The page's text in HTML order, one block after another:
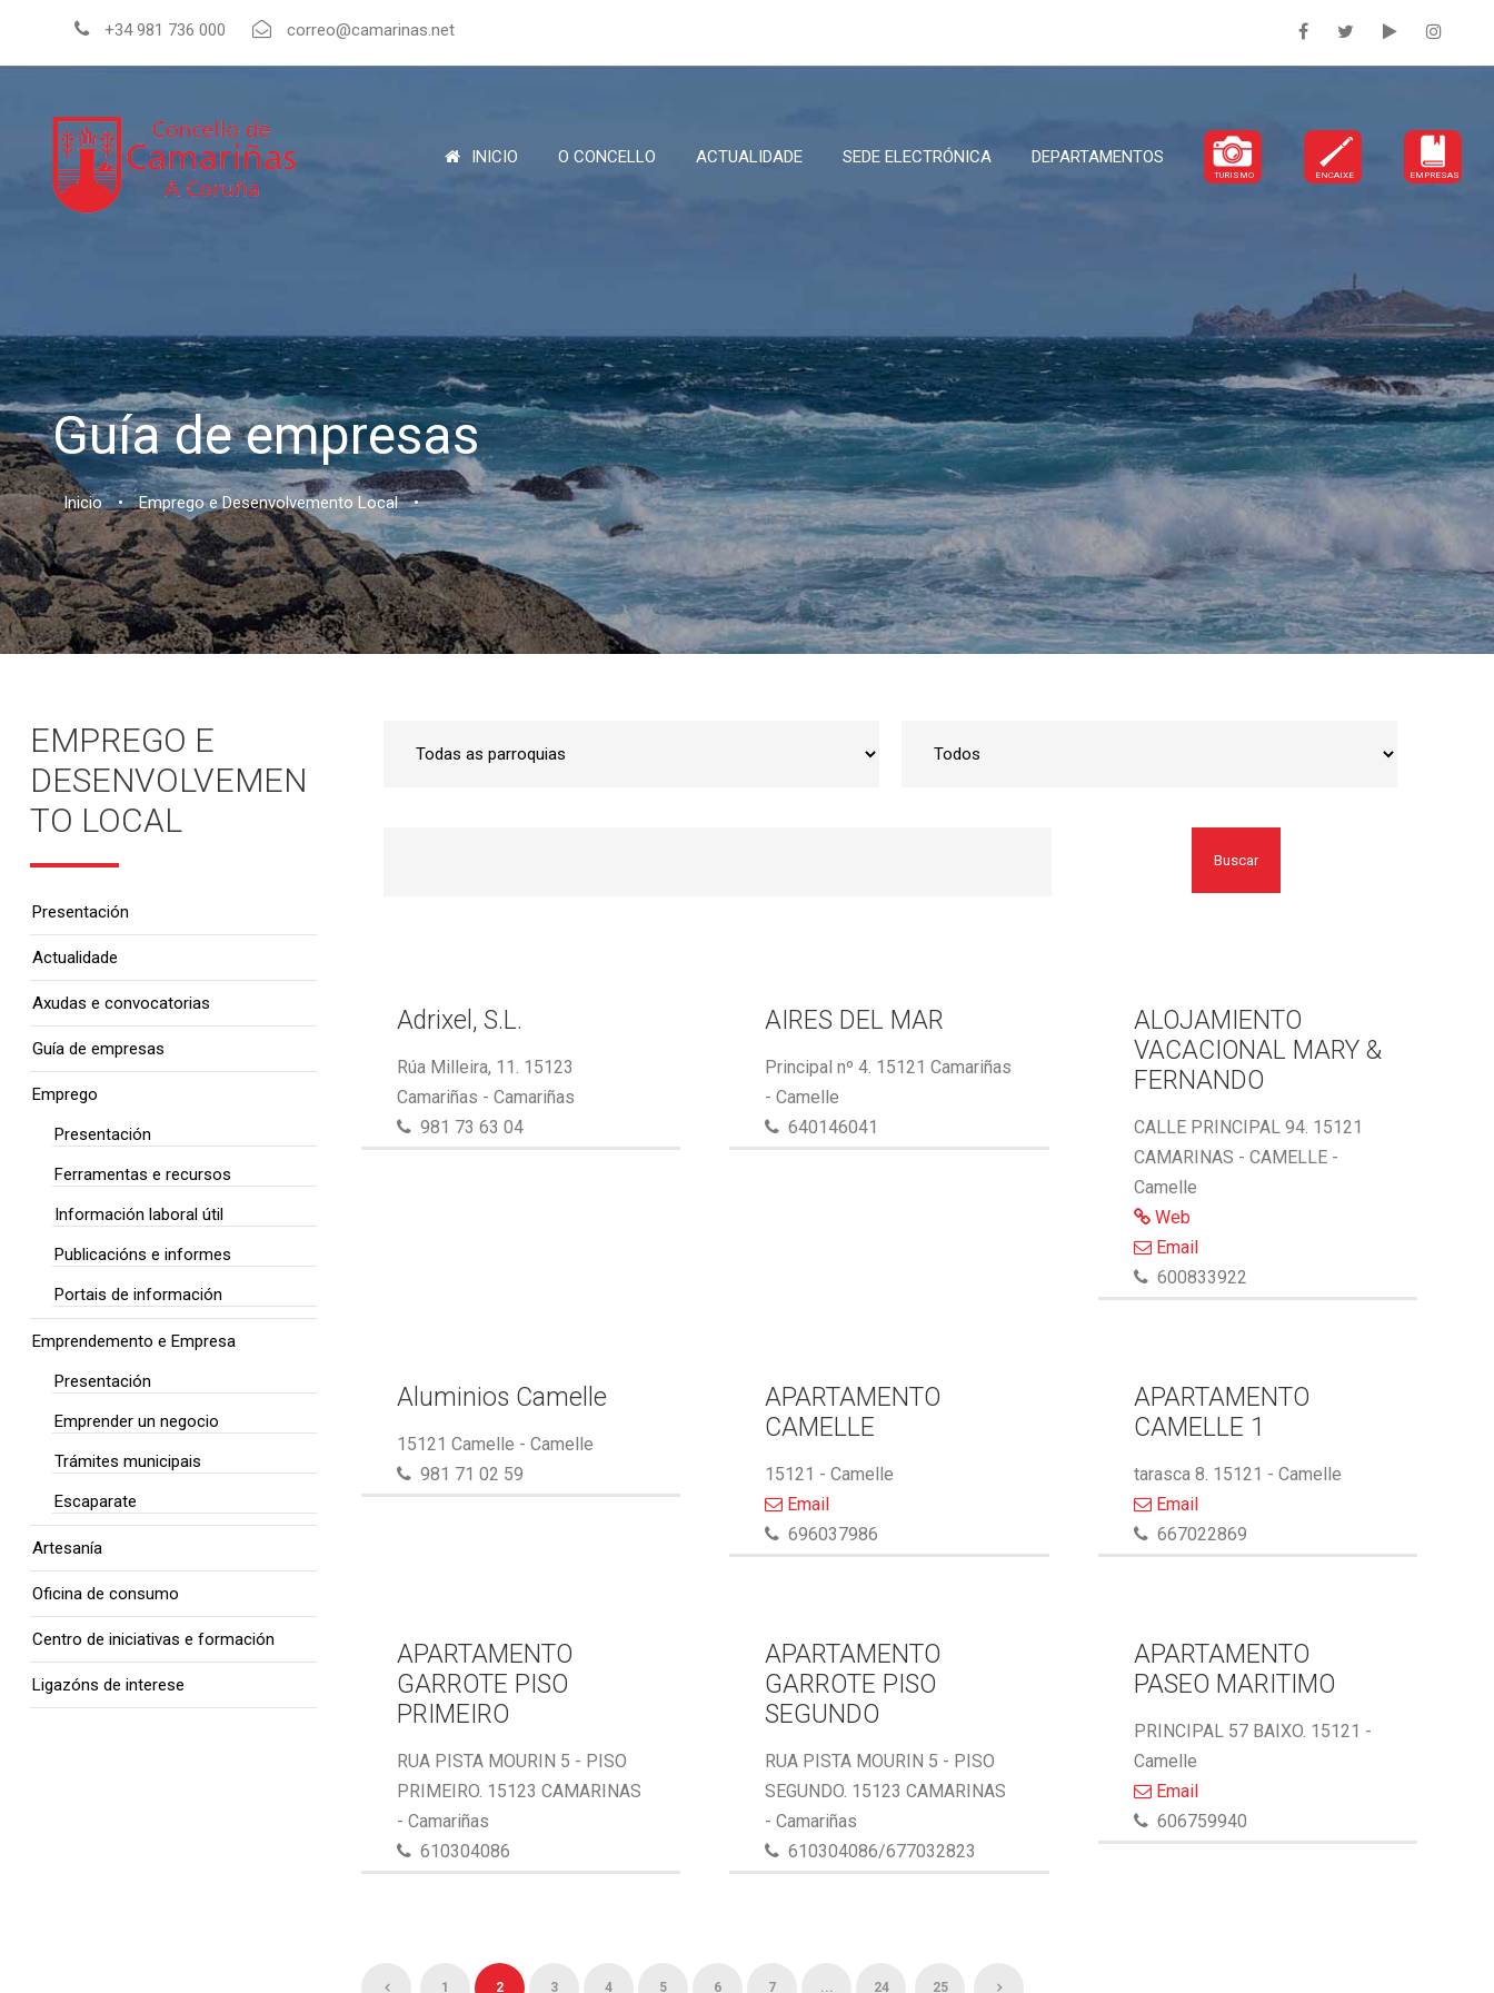
+34 981 736 000 correo@camarinas.net
INICIO O CONCELLO ACTUALIDADE SEDE ELECTRÓNICA DEPARTAMENTOS
TURISMO ENCAIXE EMPRESAS
Guía de empresas
Inicio • Emprego e Desenvolvemento Local •
Buscar
Adrixel, S.L.
Rúa Milleira, 11. 15123
Camariñas - Camariñas
981 73 63 04
AIRES DEL MAR
Principal nº 4. 15121 Camariñas
- Camelle
640146041
ALOJAMIENTO
VACACIONAL MARY &
FERNANDO
CALLE PRINCIPAL 94. 15121
CAMARINAS - CAMELLE -
Camelle
Web
Email
600833922
Aluminios Camelle
15121 Camelle - Camelle
981 71 02 59
APARTAMENTO
CAMELLE
15121 - Camelle
Email
696037986
APARTAMENTO
CAMELLE 1
tarasca 8. 15121 - Camelle
Email
667022869
APARTAMENTO
GARROTE PISO
PRIMEIRO
RUA PISTA MOURIN 5 - PISO
PRIMEIRO. 15123 CAMARINAS
- Camariñas
610304086
APARTAMENTO
GARROTE PISO
SEGUNDO
RUA PISTA MOURIN 5 - PISO
SEGUNDO. 15123 CAMARINAS
- Camariñas
610304086/677032823
APARTAMENTO
PASEO MARITIMO
PRINCIPAL 57 BAIXO. 15121 -
Camelle
Email
606759940
1 2 3 4 5 6 7 ... 24 25
EMPREGO E
DESENVOLVEMEN
TO LOCAL
Presentación
Actualidade
Axudas e convocatorias
Guía de empresas
Emprego
Presentación
Ferramentas e recursos
Información laboral útil
Publicacións e informes
Portais de información
Emprendemento e Empresa
Presentación
Emprender un negocio
Trámites municipais
Escaparate
Artesanía
Oficina de consumo
Centro de iniciativas e formación
Ligazóns de interese